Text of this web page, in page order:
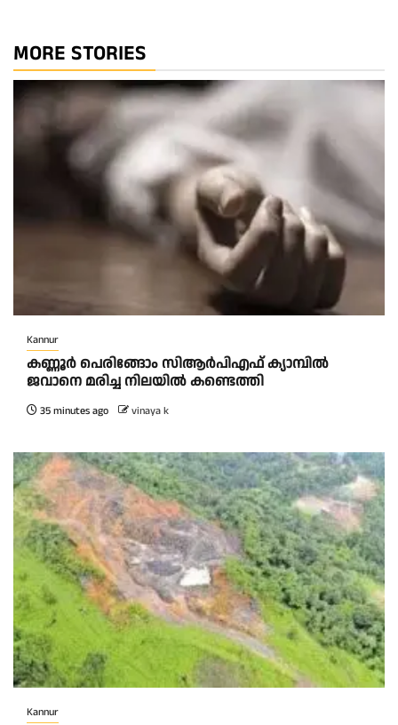
MORE STORIES
Kannur
കണ്ണൂർ പെരിങ്ങോം സിആർപിഎഫ് ക്യാമ്പിൽ
ജവാനെ മരിച്ച നിലയിൽ കണ്ടെത്തി
35 minutes ago vinaya k
Kannur